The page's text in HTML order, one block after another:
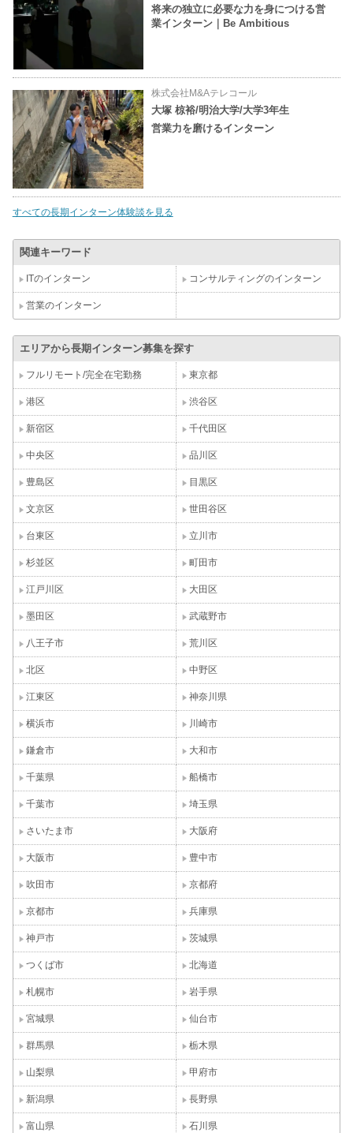
将来の独立に必要な力を身につける営
業インターン｜Be Ambitious
株式会社M&Aテレコール
大塚 椋裕/明治大学/大学3年生
営業力を磨けるインターン
すべての長期インターン体験談を見る
関連キーワード
ITのインターン コンサルティングのインターン
営業のインターン
エリアから長期インターン募集を探す
フルリモート/完全在宅勤務 東京都
港区 渋谷区
新宿区 千代田区
中央区 品川区
豊島区 目黒区
文京区 世田谷区
台東区 立川市
杉並区 町田市
江戸川区 大田区
墨田区 武蔵野市
八王子市 荒川区
北区 中野区
江東区 神奈川県
横浜市 川崎市
鎌倉市 大和市
千葉県 船橋市
千葉市 埼玉県
さいたま市 大阪府
大阪市 豊中市
吹田市 京都府
京都市 兵庫県
神戸市 茨城県
つくば市 北海道
札幌市 岩手県
宮城県 仙台市
群馬県 栃木県
山梨県 甲府市
新潟県 長野県
富山県 石川県